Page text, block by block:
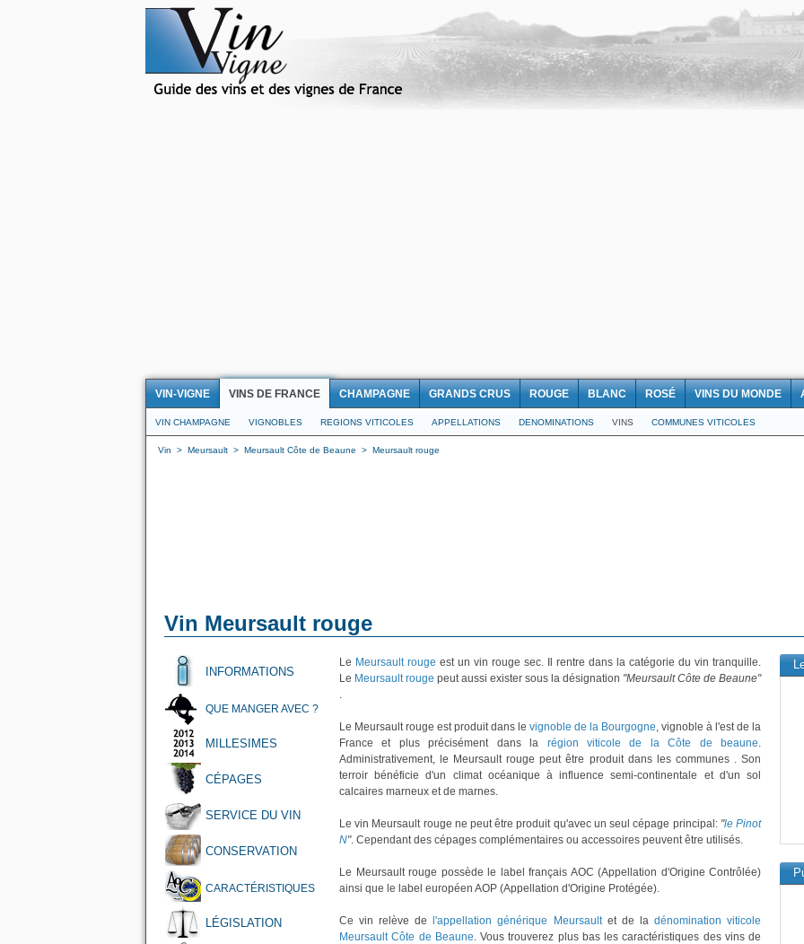
VIN-VIGNE VINS DE FRANCE CHAMPAGNE GRANDS CRUS ROUGE BLANC ROSÉ VINS DU MONDE
VIN CHAMPAGNE VIGNOBLES REGIONS VITICOLES APPELLATIONS DENOMINATIONS VINS COMMUNES VITICOLES
Vin > Meursault > Meursault Côte de Beaune > Meursault rouge
Vin Meursault rouge
INFORMATIONS
QUE MANGER AVEC ?
MILLESIMES
CÉPAGES
SERVICE DU VIN
CONSERVATION
CARACTÉRISTIQUES
LÉGISLATION
Le Meursault rouge est un vin rouge sec. Il rentre dans la catégorie du vin tranquille.
Le Meursault rouge peut aussi exister sous la désignation "Meursault Côte de Beaune"
.
Le Meursault rouge est produit dans le vignoble de la Bourgogne, vignoble à l'est de la
France et plus précisément dans la région viticole de la Côte de beaune.
Administrativement, le Meursault rouge peut être produit dans les communes . Son
terroir bénéficie d'un climat océanique à influence semi-continentale et d'un sol
calcaires marneux et de marnes.
Le vin Meursault rouge ne peut être produit qu'avec un seul cépage principal: "le Pinot
N". Cependant des cépages complémentaires ou accessoires peuvent être utilisés.
Le Meursault rouge possède le label français AOC (Appellation d'Origine Contrôlée)
ainsi que le label européen AOP (Appellation d'Origine Protégée).
Ce vin relève de l'appellation générique Meursaultet de la dénomination viticole
Meursault Côte de Beaune. Vous trouverez plus bas les caractéristiques des vins de